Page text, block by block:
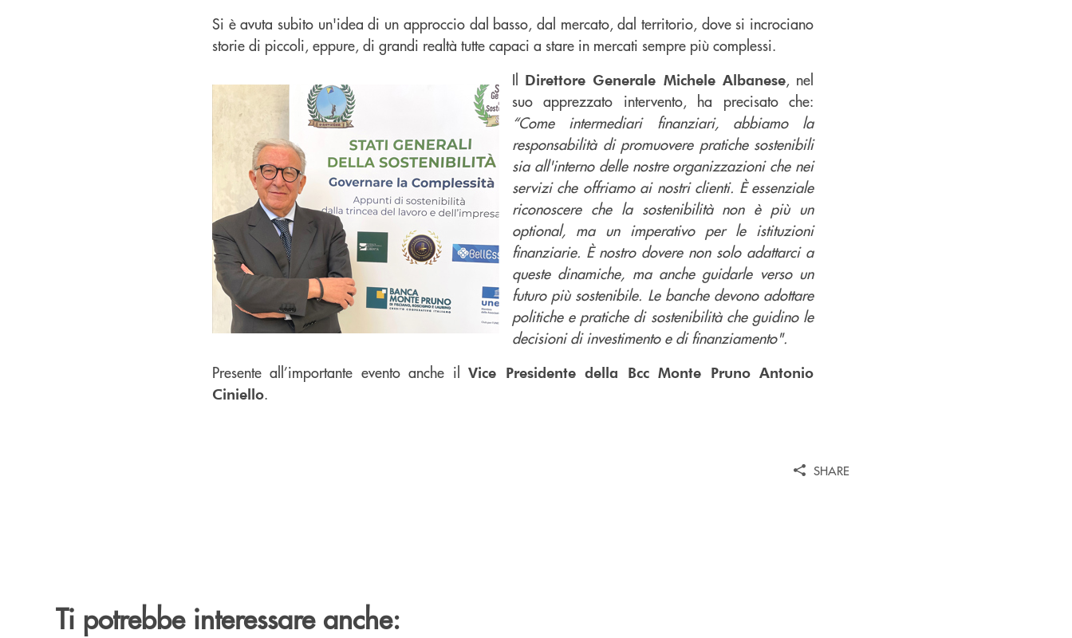
Si è avuta subito un'idea di un approccio dal basso, dal mercato, dal territorio, dove si incrociano
storie di piccoli, eppure, di grandi realtà tutte capaci a stare in mercati sempre più complessi.
Il Direttore Generale Michele Albanese, nel
suo apprezzato intervento, ha precisato che:
“Come intermediari finanziari, abbiamo la
responsabilità di promuovere pratiche sostenibili
sia all'interno delle nostre organizzazioni che nei
servizi che offriamo ai nostri clienti. È essenziale
riconoscere che la sostenibilità non è più un
optional, ma un imperativo per le istituzioni
finanziarie. È nostro dovere non solo adattarci a
queste dinamiche, ma anche guidarle verso un
futuro più sostenibile. Le banche devono adottare
politiche e pratiche di sostenibilità che guidino le
decisioni di investimento e di finanziamento".
Presente all’importante evento anche ilVice Presidente della Bcc Monte Pruno Antonio
Ciniello.
SHARE
Ti potrebbe interessare anche: